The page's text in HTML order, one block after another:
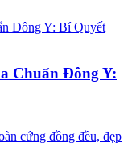
Chuẩn Đông Y: